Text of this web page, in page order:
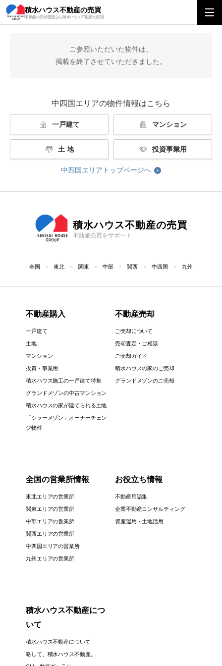
積水ハウス不動産の売買
不動産の売却査定なら積水ハウス不動産の売買
積水ハウス不動産の売買 中四国エリアトップ
ご参照いただいた物件は、
掲載を終了させていただきました。
中四国エリアの物件情報はこちら
一戸建て マンション
土 地 投資事業用
中四国エリアトップページへ
積水ハウス不動産の売買
不動産売買をサポート
全国 東北 関東 中部 関西 中四国 九州
不動産購入
一戸建て
土地
マンション
投資・事業用
積水ハウス施工の一戸建て特集
グランドメゾンの中古マンション
積水ハウスの家が建てられる土地
「シャーメゾン」オーナーチェン
ジ物件
不動産売却
ご売却について
売却査定・ご相談
ご売却ガイド
積水ハウスの家のご売却
グランドメゾンのご売却
全国の営業所情報
東北エリアの営業所
関東エリアの営業所
中部エリアの営業所
関西エリアの営業所
中四国エリアの営業所
九州エリアの営業所
お役立ち情報
不動産用語集
企業不動産コンサルティング
資産運用・土地活用
積水ハウス不動産につ
いて
積水ハウス不動産について
略して、積水ハウス不動産。